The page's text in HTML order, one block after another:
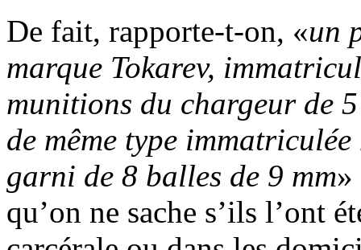
De fait, rapporte-t-on, «un
marque Tokarev,
munitions du chargeur de
de même type
garni de 8 balles de 9 mm»
qu’on ne sache s’ils l’ont